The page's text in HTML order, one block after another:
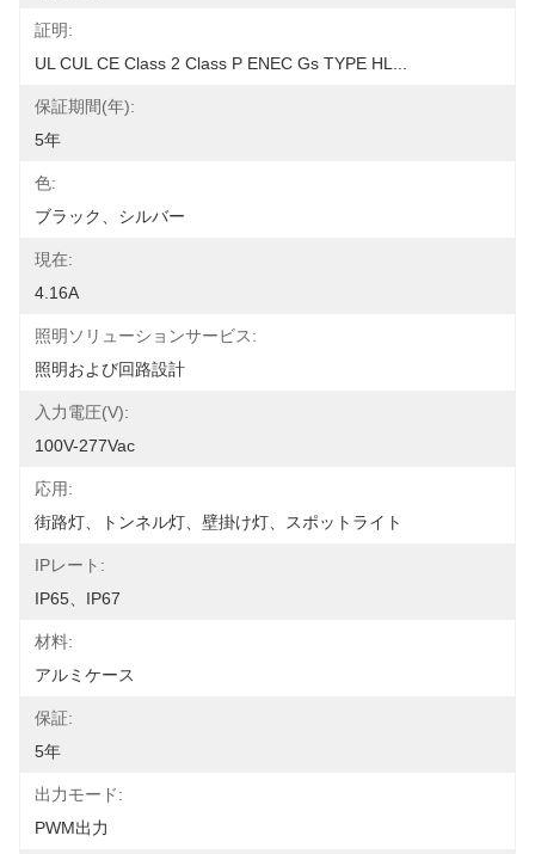
証明:
UL CUL CE Class 2 Class P ENEC Gs TYPE HL...
保証期間(年):
5年
色:
ブラック、シルバー
現在:
4.16A
照明ソリューションサービス:
照明および回路設計
入力電圧(V):
100V-277Vac
応用:
街路灯、トンネル灯、壁掛け灯、スポットライト
IPレート:
IP65、IP67
材料:
アルミケース
保証:
5年
出力モード:
PWM出力